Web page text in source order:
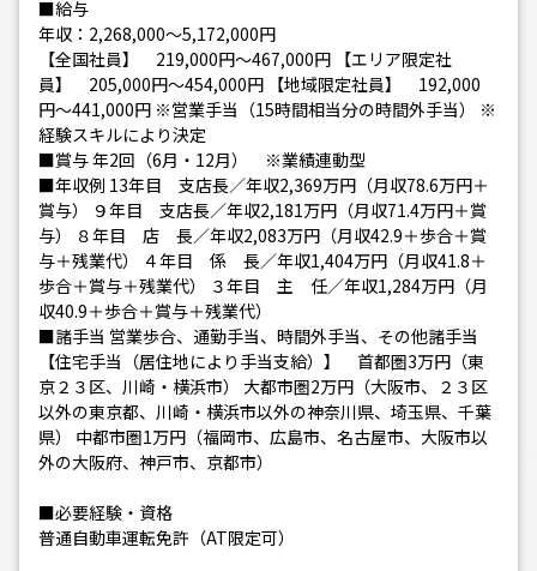
■給与
年収：2,268,000～5,172,000円
【全国社員】 219,000円〜467,000円 【エリア限定社
員】 205,000円〜454,000円 【地域限定社員】 192,000
円〜441,000円 ※営業手当（15時間相当分の時間外手当） ※
経験スキルにより決定
■賞与 年2回（6月・12月） ※業績連動型
■年収例 13年目 支店長／年収2,369万円（月収78.6万円＋
賞与） ９年目 支店長／年収2,181万円（月収71.4万円＋賞
与） ８年目 店 長／年収2,083万円（月収42.9＋歩合＋賞
与＋残業代） ４年目 係 長／年収1,404万円（月収41.8＋
歩合＋賞与＋残業代） ３年目 主 任／年収1,284万円（月
収40.9＋歩合＋賞与＋残業代）
■諸手当 営業歩合、通勤手当、時間外手当、その他諸手当
【住宅手当（居住地により手当支給）】 首都圏3万円（東
京２３区、川崎・横浜市） 大都市圏2万円（大阪市、２３区
以外の東京都、川崎・横浜市以外の神奈川県、埼玉県、千葉
県） 中都市圏1万円（福岡市、広島市、名古屋市、大阪市以
外の大阪府、神戸市、京都市）
■必要経験・資格
普通自動車運転免許（AT限定可）